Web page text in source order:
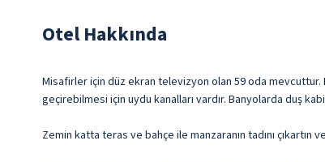
Otel Hakkında
Misafirler için düz ekran televizyon olan 59 oda
geçirebilmesi için uydu kanalları vardır. Banyolarda duş
Zemin katta teras ve bahçe ile manzaranın tadını